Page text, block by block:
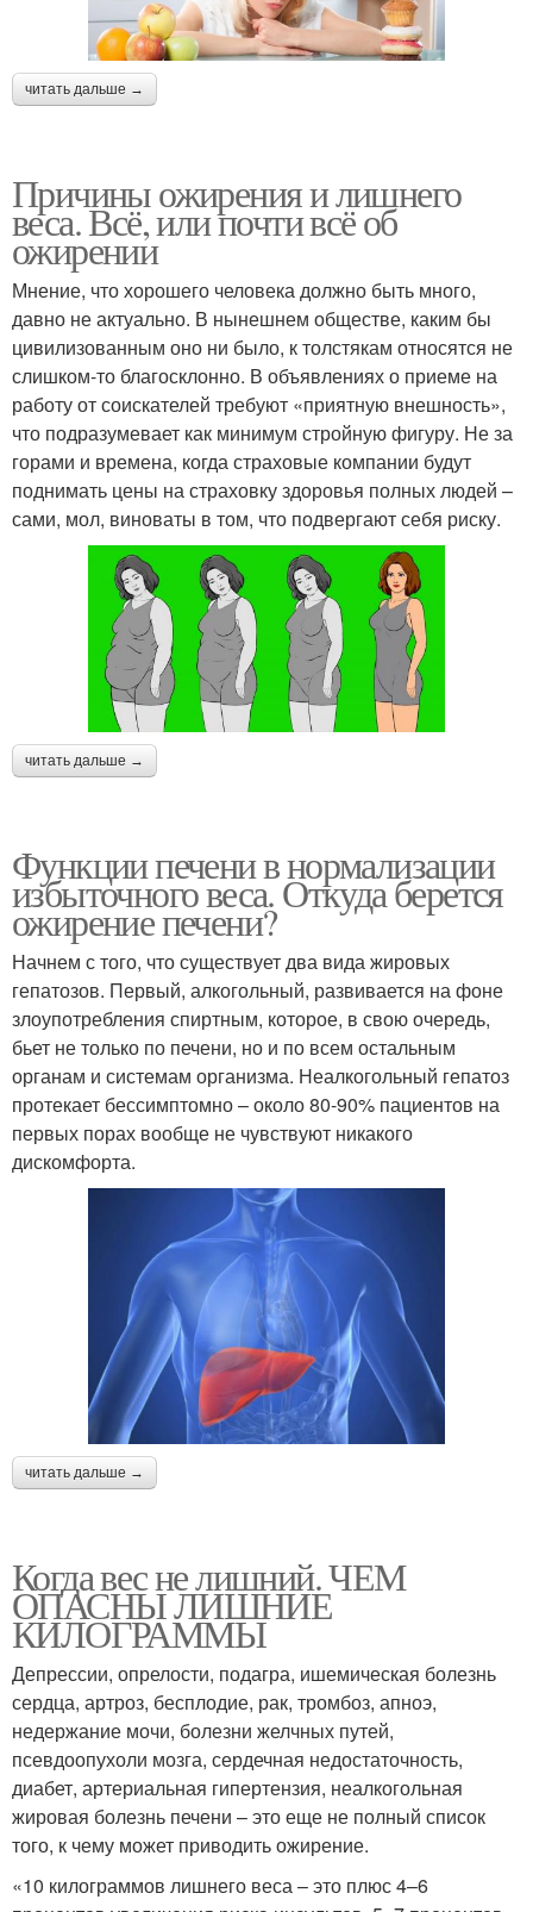
читать дальше →
Причины ожирения и лишнего
веса. Всё, или почти всё об
ожирении
Мнение, что хорошего человека должно быть много,
давно не актуально. В нынешнем обществе, каким бы
цивилизованным оно ни было, к толстякам относятся не
слишком-то благосклонно. В объявлениях о приеме на
работу от соискателей требуют «приятную внешность»,
что подразумевает как минимум стройную фигуру. Не за
горами и времена, когда страховые компании будут
поднимать цены на страховку здоровья полных людей –
сами, мол, виноваты в том, что подвергают себя риску.
читать дальше →
Функции печени в нормализации
избыточного веса. Откуда берется
ожирение печени?
Начнем с того, что существует два вида жировых
гепатозов. Первый, алкогольный, развивается на фоне
злоупотребления спиртным, которое, в свою очередь,
бьет не только по печени, но и по всем остальным
органам и системам организма. Неалкогольный гепатоз
протекает бессимптомно – около 80-90% пациентов на
первых порах вообще не чувствуют никакого
дискомфорта.
читать дальше →
Когда вес не лишний. ЧЕМ
ОПАСНЫ ЛИШНИЕ
КИЛОГРАММЫ
Депрессии, опрелости, подагра, ишемическая болезнь
сердца, артроз, бесплодие, рак, тромбоз, апноэ,
недержание мочи, болезни желчных путей,
псевдоопухоли мозга, сердечная недостаточность,
диабет, артериальная гипертензия, неалкогольная
жировая болезнь печени – это еще не полный список
того, к чему может приводить ожирение.
«10 килограммов лишнего веса – это плюс 4–6